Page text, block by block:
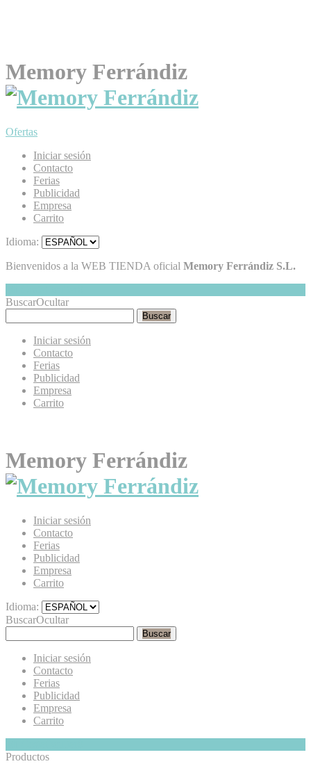
Memory Ferrándiz
Ofertas
Iniciar sesión
Contacto
Ferias
Publicidad
Empresa
Carrito
Idioma:
Bienvenidos a la WEB TIENDA oficial Memory Ferrándiz S.L.
BuscarOcultar
Buscar
Iniciar sesión
Contacto
Ferias
Publicidad
Empresa
Carrito
Memory Ferrándiz
Iniciar sesión
Contacto
Ferias
Publicidad
Empresa
Carrito
Idioma:
BuscarOcultar
Buscar
Iniciar sesión
Contacto
Ferias
Publicidad
Empresa
Carrito
Productos